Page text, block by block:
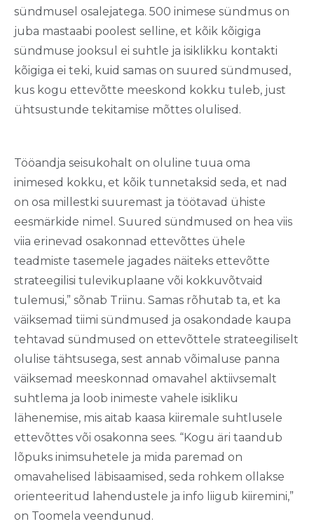
sündmusel osalejatega. 500 inimese sündmus on
juba mastaabi poolest selline, et kõik kõigiga
sündmuse jooksul ei suhtle ja isiklikku kontakti
kõigiga ei teki, kuid samas on suured sündmused,
kus kogu ettevõtte meeskond kokku tuleb, just
ühtsustunde tekitamise mõttes olulised.
Tööandja seisukohalt on oluline tuua oma
inimesed kokku, et kõik tunnetaksid seda, et nad
on osa millestki suuremast ja töötavad ühiste
eesmärkide nimel. Suured sündmused on hea viis
viia erinevad osakonnad ettevõttes ühele
teadmiste tasemele jagades näiteks ettevõtte
strateegilisi tulevikuplaane või kokkuvõtvaid
tulemusi,” sõnab Triinu. Samas rõhutab ta, et ka
väiksemad tiimi sündmused ja osakondade kaupa
tehtavad sündmused on ettevõttele strateegiliselt
olulise tähtsusega, sest annab võimaluse panna
väiksemad meeskonnad omavahel aktiivsemalt
suhtlema ja loob inimeste vahele isikliku
lähenemise, mis aitab kaasa kiiremale suhtlusele
ettevõttes või osakonna sees. “Kogu äri taandub
lõpuks inimsuhetele ja mida paremad on
omavahelised läbisaamised, seda rohkem ollakse
orienteeritud lahendustele ja info liigub kiiremini,”
on Toomela veendunud.